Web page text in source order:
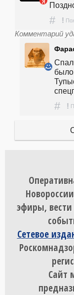
# !
Комментарий
# !
эфиры, вести
Сетевое
Сайт